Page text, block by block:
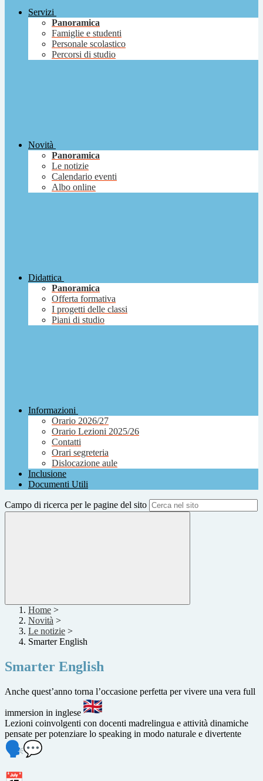
Servizi
Panoramica
Famiglie e studenti
Personale scolastico
Percorsi di studio
Novità
Panoramica
Le notizie
Calendario eventi
Albo online
Didattica
Panoramica
Offerta formativa
I progetti delle classi
Piani di studio
Informazioni
Orario 2026/27
Orario Lezioni 2025/26
Contatti
Orari segreteria
Dislocazione aule
Inclusione
Documenti Utili
Campo di ricerca per le pagine del sito
Home >
Novità >
Le notizie >
Smarter English
Smarter English
Anche quest’anno torna l’occasione perfetta per vivere una vera full
immersion in inglese
Lezioni coinvolgenti con docenti madrelingua e attività dinamiche
pensate per potenziare lo speaking in modo naturale e divertente